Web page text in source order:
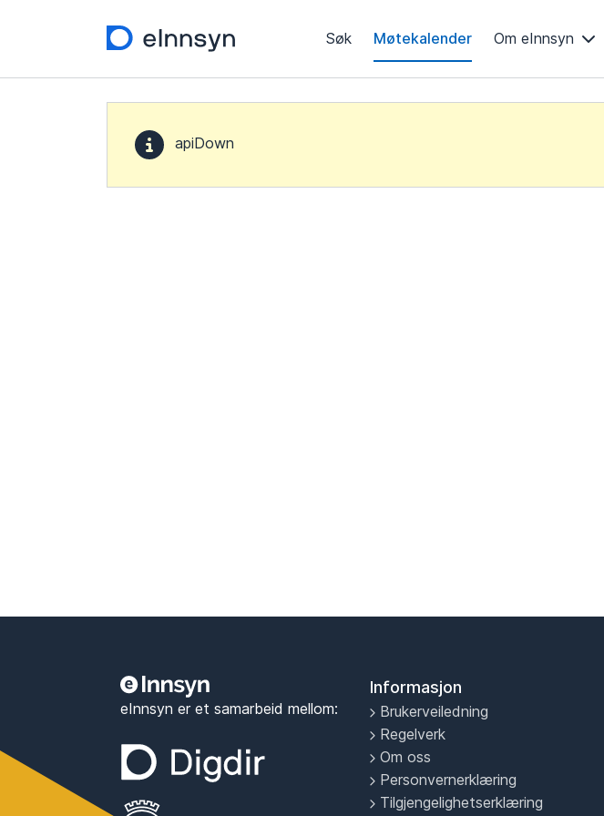
Søk Møtekalender Om eInnsyn
apiDown
eInnsyn er et samarbeid mellom:
Informasjon
Brukerveiledning
Regelverk
Om oss
Personvernerklæring
Tilgjengelighetserklæring